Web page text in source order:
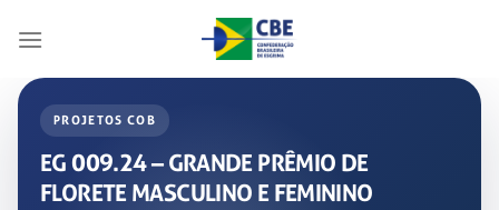
PROJETOS COB
EG 009.24 – GRANDE PRÊMIO DE
FLORETE MASCULINO E FEMININO